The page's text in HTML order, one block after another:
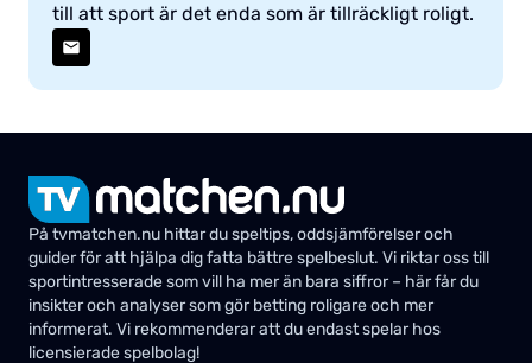
till att sport är det enda som är tillräckligt roligt.
På tvmatchen.nu hittar du speltips, oddsjämförelser och
guider för att hjälpa dig fatta bättre spelbeslut. Vi riktar oss till
sportintresserade som vill ha mer än bara siffror – här får du
insikter och analyser som gör betting roligare och mer
informerat. Vi rekommenderar att du endast spelar hos
licensierade spelbolag!